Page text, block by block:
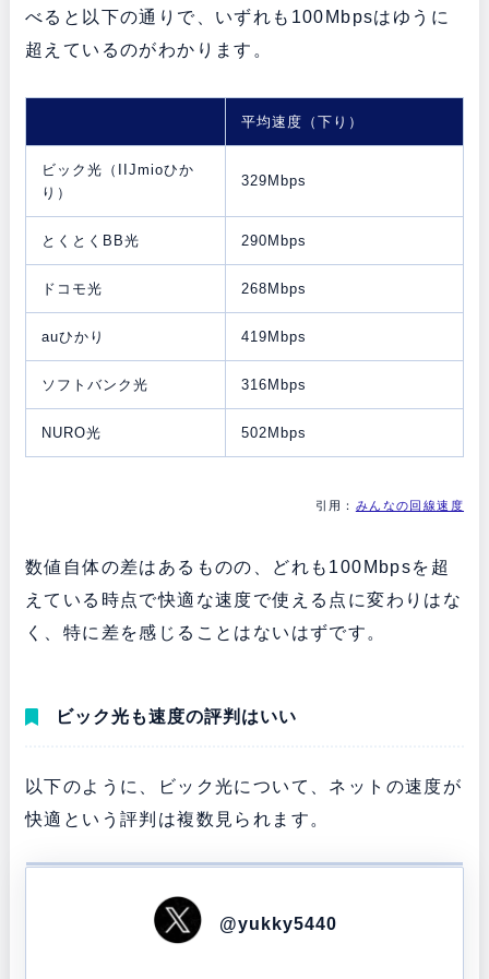
べると以下の通りで、いずれも100Mbpsはゆうに
超えているのがわかります。
平均速度（下り）
ビック光（IIJmioひか
り）
329Mbps
とくとくBB光 290Mbps
ドコモ光 268Mbps
auひかり 419Mbps
ソフトバンク光 316Mbps
NURO光 502Mbps
引用： みんなの回線速度
数値自体の差はあるものの、どれも100Mbpsを超
えている時点で快適な速度で使える点に変わりはな
く、特に差を感じることはないはずです。
ビック光も速度の評判はいい
以下のように、ビック光について、ネットの速度が
快適という評判は複数見られます。
@yukky5440